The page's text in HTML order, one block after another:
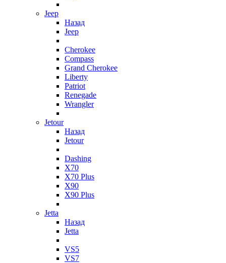
Jeep
Назад
Jeep
Cherokee
Compass
Grand Cherokee
Liberty
Patriot
Renegade
Wrangler
Jetour
Назад
Jetour
Dashing
X70
X70 Plus
X90
X90 Plus
Jetta
Назад
Jetta
VS5
VS7